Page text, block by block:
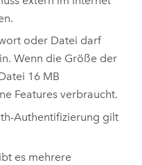
oder Datei darf
Wenn die Größe der
16 MB
Features verbraucht.
Authentifizierung gilt
es mehrere